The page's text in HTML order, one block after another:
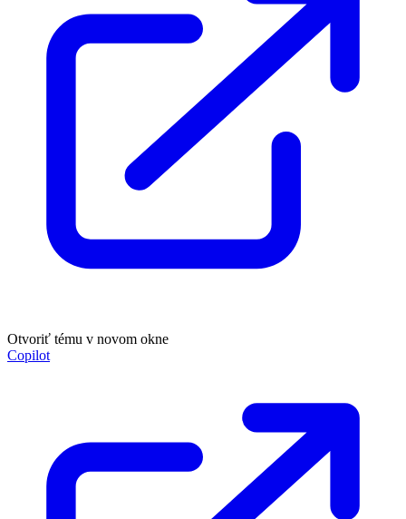
Otvoriť tému v novom okne
Copilot